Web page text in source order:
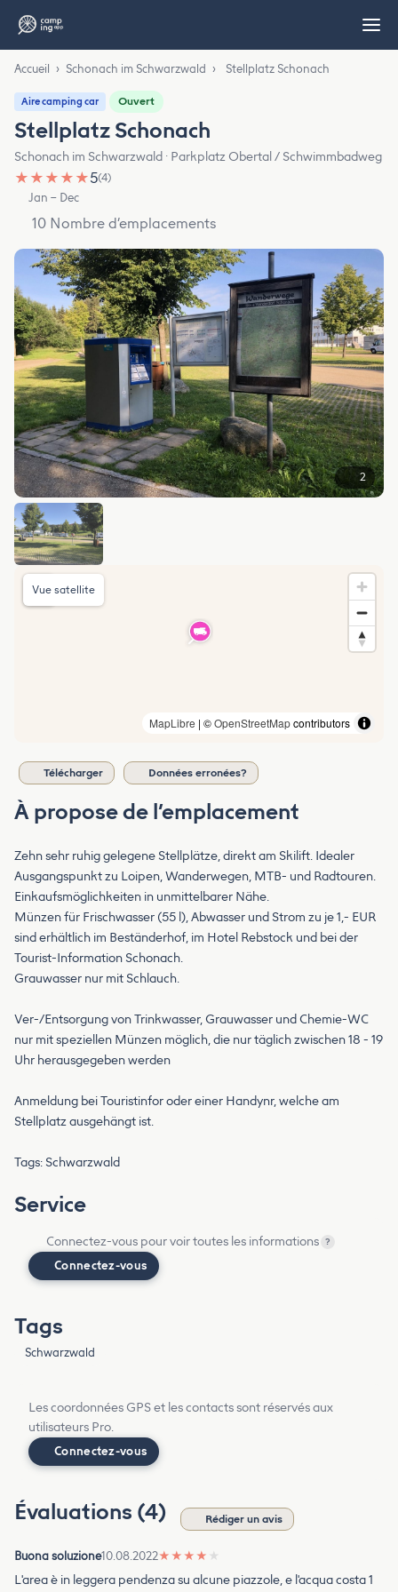
Accueil › Schonach im Schwarzwald › Stellplatz Schonach
Aire camping car Ouvert
Stellplatz Schonach
Schonach im Schwarzwald · Parkplatz Obertal / Schwimmbadweg
★ ★ ★ ★ ★5(4)
Jan – Dec
10 Nombre d’emplacements
2
MapLibre | ©OpenStreetMapcontributors
Vue satellite
Télécharger Données erronées?
À propose de l’emplacement
Zehn sehr ruhig gelegene Stellplätze, direkt am Skilift. Idealer
Ausgangspunkt zu Loipen, Wanderwegen, MTB- und Radtouren.
Einkaufsmöglichkeiten in unmittelbarer Nähe.
Münzen für Frischwasser (55 l), Abwasser und Strom zu je 1,- EUR
sind erhältlich im Beständerhof, im Hotel Rebstock und bei der
Tourist-Information Schonach.
Grauwasser nur mit Schlauch.
Ver-/Entsorgung von Trinkwasser, Grauwasser und Chemie-WC
nur mit speziellen Münzen möglich, die nur täglich zwischen 18 - 19
Uhr herausgegeben werden
Anmeldung bei Touristinfor oder einer Handynr, welche am
Stellplatz ausgehängt ist.
Tags: Schwarzwald
Service
Connectez-vous pour voir toutes les informations ?
Connectez-vous
Tags
Schwarzwald
Les coordonnées GPS et les contacts sont réservés aux
utilisateurs Pro.
Connectez-vous
Évaluations (4) Rédiger un avis
Buona soluzione10.08.2022★ ★ ★ ★ ★
L'area è in leggera pendenza su alcune piazzole, e l'acqua costa 1